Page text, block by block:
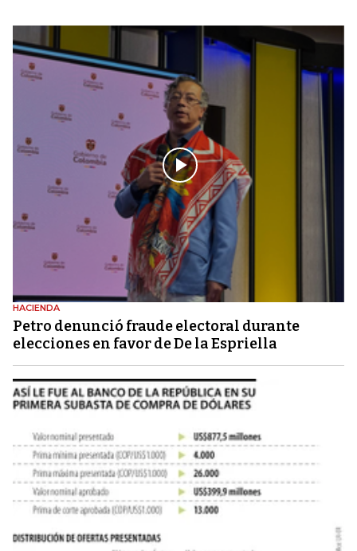
HACIENDA
Petro denunció fraude electoral durante
elecciones en favor de De la Espriella